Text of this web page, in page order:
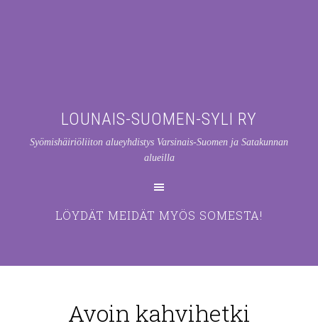
LOUNAIS-SUOMEN-SYLI RY
Syömishäiriöliiton alueyhdistys Varsinais-Suomen ja Satakunnan
alueilla
LÖYDÄT MEIDÄT MYÖS SOMESTA!
Avoin kahvihetki